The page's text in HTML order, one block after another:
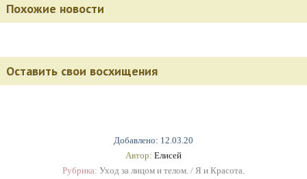
Добавлено: 12.03.20
Автор: Елисей
Рубрика: Уход за лицом и телом. / Я и Красота.
Похожие новости
Оставить свои восхищения